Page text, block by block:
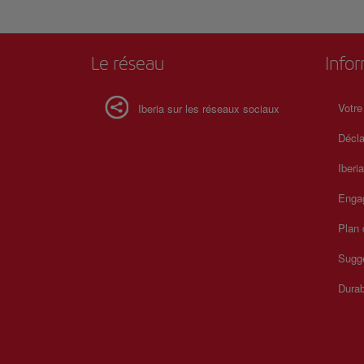
Le réseau
Iberia sur les réseaux sociaux
Plan